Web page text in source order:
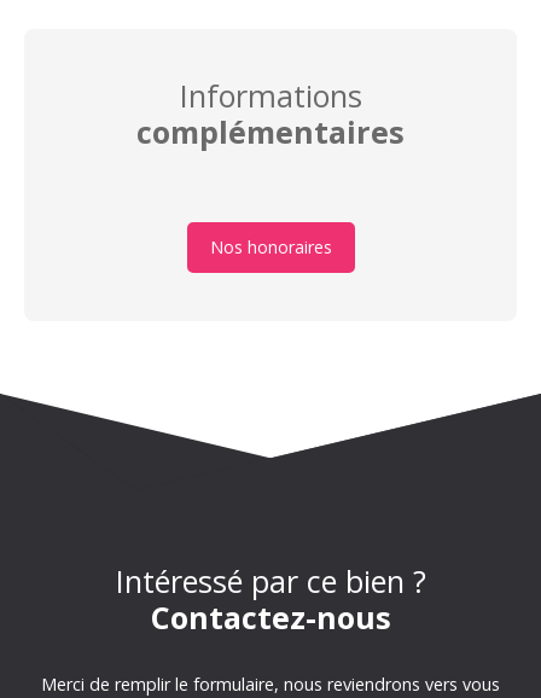
Informations
complémentaires
Nos honoraires
Intéressé par ce bien ?
Contactez-nous
Merci de remplir le formulaire, nous reviendrons vers vous